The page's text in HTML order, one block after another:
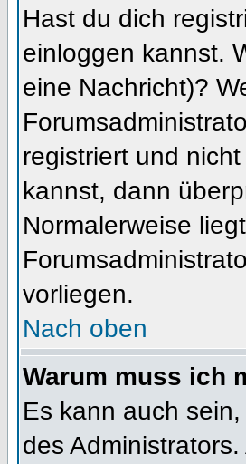
Hast du dich
einloggen kannst.
eine Nachricht)?
registriert und
kannst, dann
Normalerweise
vorliegen.
Nach oben
Warum muss ich
Es kann auch
des